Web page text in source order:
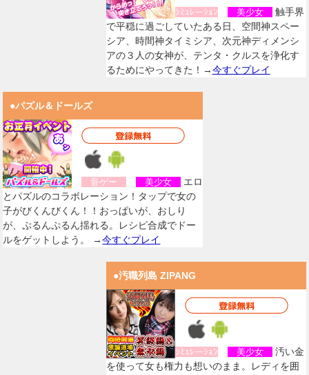
ｼﾐｭﾚーｼｮﾝ 美少女
触手界
で平穏に過ごしていたある日、空間神スペー
シア、時間神タイミシア、次元神ディメンシ
アの３人の女神が、テンタ・クルスを浄化す
るためにやってきた！→今すぐプレイ
●パズル＆ドールズ
音ゲー 美少女
エロ
とパズルのコラボレーション！タップで女の
子がびくんびくん！！おっぱいが、おしり
が、ぷるんぷるん揺れる。レシピ合成でドー
ルをゲットしよう。 →今すぐプレイ
●汚職列島 ZIPANG
ｼﾐｭﾚーｼｮﾝ 美少女
汚い金
を使って女も権力も想いのまま。レディを囲